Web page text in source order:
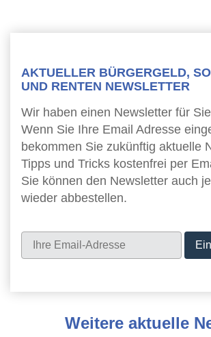
AKTUELLER BÜRGERGELD,
UND RENTEN NEWSLETTER
Wir haben einen Newsletter für
Wenn Sie Ihre Email Adresse
bekommen Sie zukünftig aktuelle
Tipps und Tricks kostenfrei per
Sie können den Newsletter auch
wieder abbestellen.
Weitere aktuelle